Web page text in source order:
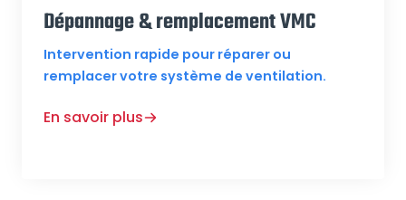
Dépannage & remplacement VMC
Intervention rapide pour réparer ou
remplacer votre système de ventilation.
En savoir plus